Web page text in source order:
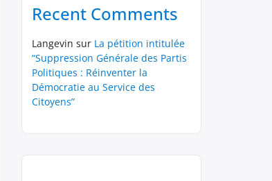
Recent Comments
Langevin sur La pétition intitulée
“Suppression Générale des Partis
Politiques : Réinventer la
Démocratie au Service des
Citoyens”